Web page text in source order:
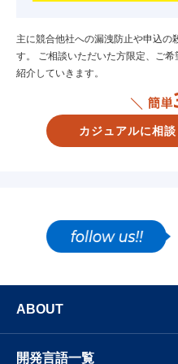
主に競合他社への漏洩防止や申込の
す。 ご相談いただいた方限定、ご
紹介していきます。
カジュアルに相
ABOUT
開発言語一覧